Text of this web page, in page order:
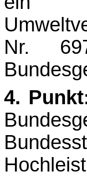
Nr.
4.